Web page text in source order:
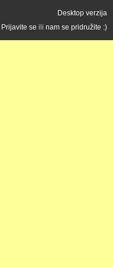
Desktop verzija
Prijavite se ili nam se pridružite :)